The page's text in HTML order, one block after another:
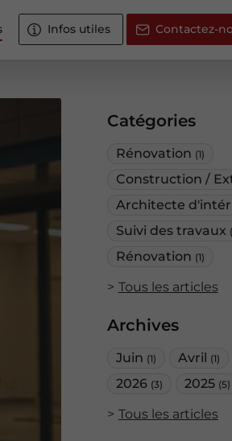
Infos utiles Contactez-
Catégories
Rénovation (1)
Construction /
Architecte
Suivi des travaux
Rénovation (1)
Tous les articles
Archives
Juin (1) Avril (1)
2026 (3) 2025 (5)
Tous les articles